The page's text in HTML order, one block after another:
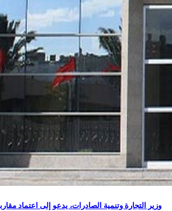
وزير التجارة وتنمية الصادرات، يدعو إلى اعتماد